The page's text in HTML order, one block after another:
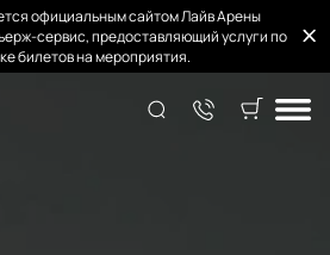
официальным сайтом Лайв Арены
сервис, предоставляющий услуги по
билетов на мероприятия.